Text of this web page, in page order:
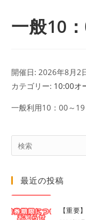
一般10
開催日: 2026年8月2
カテゴリー: 10:00オ
一般利用10：00～
最近の投稿
【重要